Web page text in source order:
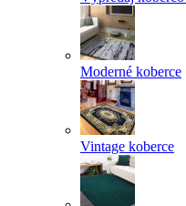
Moderné koberce
Vintage koberce